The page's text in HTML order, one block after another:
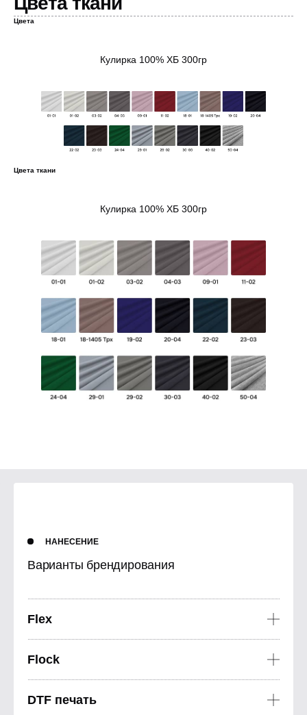
Цвета
Кулирка 100% ХБ 300гр
Цвета ткани
Кулирка 100% ХБ 300гр
НАНЕСЕНИЕ
Варианты брендирования
Flex
тянущиеся ткани. Применяется для нанесения надписей, номеров,
изображений, логотипов в один цвет.
Flock
необычным привлекательным видом. Подходит для нанесения надписей,
номеров, изображений, логотипов в один цвет.
DTF печать